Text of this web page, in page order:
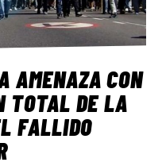
AMENAZA CON
TOTAL DE LA
FALLIDO